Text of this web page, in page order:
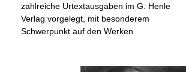
zahlreiche Urtextausgaben im G. Henle
Verlag vorgelegt, mit besonderem
Schwerpunkt auf den Werken